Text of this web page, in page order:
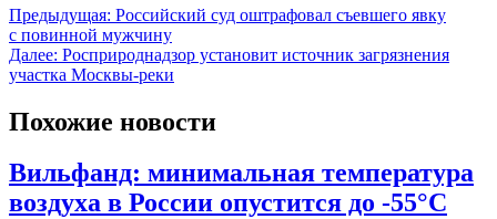
Предыдущая: Российский суд оштрафовал съевшего явку
с повинной мужчину
Далее: Росприроднадзор установит источник загрязнения
участка Москвы-реки
Похожие новости
Вильфанд: минимальная температура
воздуха в России опустится до -55°С